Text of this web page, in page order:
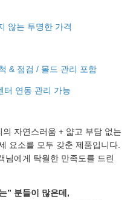
않는 투명한 가격
& 점검 / 몰드 관리 포함
터 연동 관리 가능
자연스러움 + 얇고 부담 없는
요소를 모두 갖춘 제품입니다.
님에게 탁월한 만족도를 드린
” 분들이 많은데,